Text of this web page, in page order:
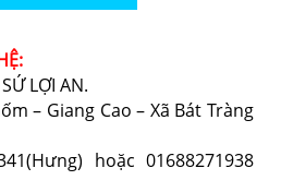
LỢI AN.
– Giang Cao – Xã Bát Tràng
hoặc 01688271938